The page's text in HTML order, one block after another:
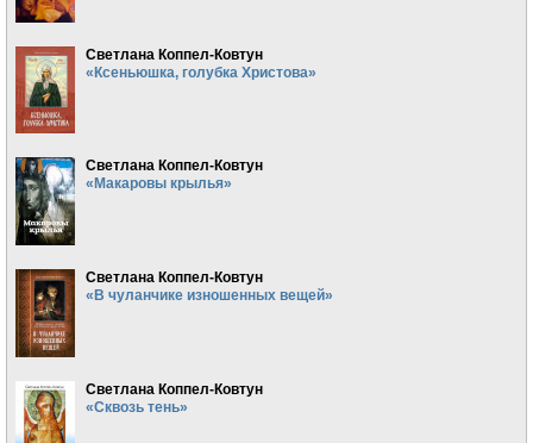
Светлана Коппел-Ковтун
«Ксеньюшка, голубка Христова»
Светлана Коппел-Ковтун
«Макаровы крылья»
Светлана Коппел-Ковтун
«В чуланчике изношенных вещей»
Светлана Коппел-Ковтун
«Сквозь тень»